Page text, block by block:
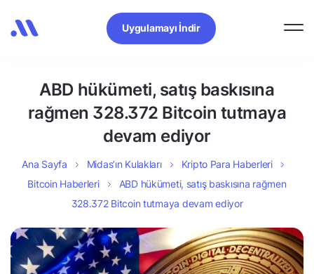
Uygulamayı İndir
ABD hükümeti, satış baskısına
rağmen 328.372 Bitcoin tutmaya
devam ediyor
Ana Sayfa Midas’ın Kulakları
Kripto Para Haberleri
Bitcoin Haberleri
ABD hükümeti, satış baskısına rağmen
328.372 Bitcoin tutmaya devam ediyor